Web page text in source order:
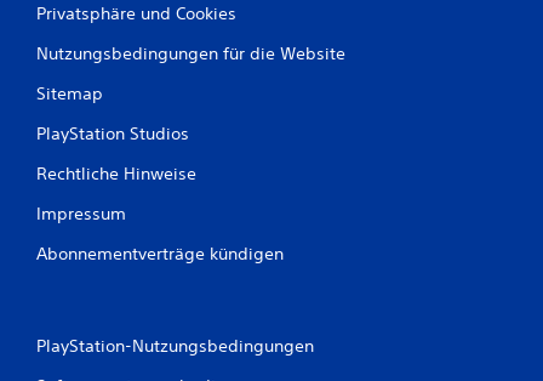
Privatsphäre und Cookies
Nutzungsbedingungen für die Website
Sitemap
PlayStation Studios
Rechtliche Hinweise
Impressum
Abonnementverträge kündigen
PlayStation-Nutzungsbedingungen